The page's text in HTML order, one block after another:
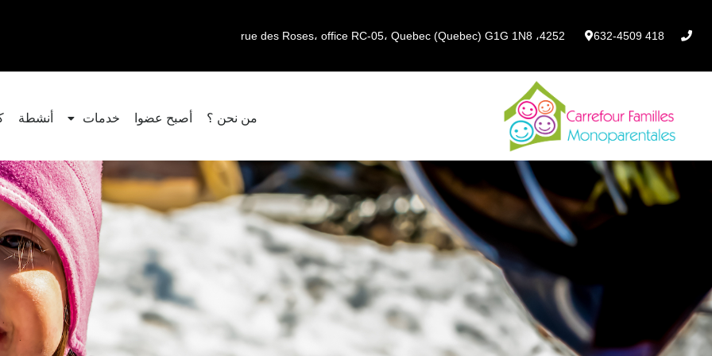
418 632-4509 4252، rue des Roses، office RC-05، Quebec (Quebec) G1G 1N8
من نحن ؟ أصبح عضوا خدمات أنشطة